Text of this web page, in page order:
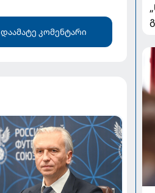
დაამატე კომენტარი